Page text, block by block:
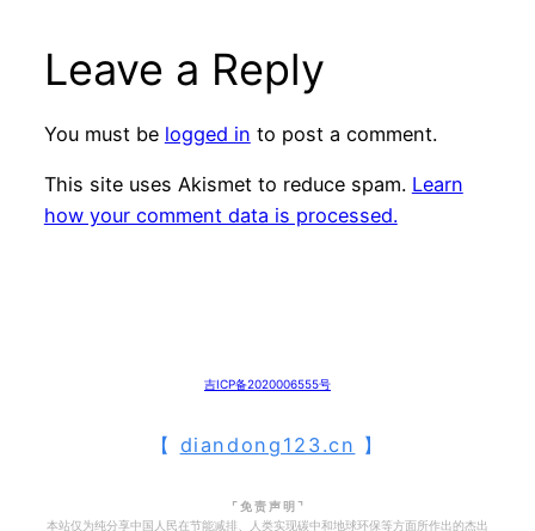
Leave a Reply
You must be logged in to post a comment.
This site uses Akismet to reduce spam. Learn
how your comment data is processed.
吉ICP备2020006555号
【 diandong123.cn 】
⌜ 免 责 声 明 ⌝
本站仅为纯分享中国人民在节能减排、人类实现碳中和地球环保等方面所作出的杰出